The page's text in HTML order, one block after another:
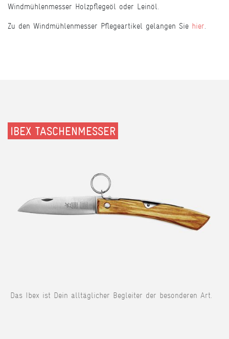
Windmühlenmesser Holzpflegeöl oder Leinöl.
Zu den Windmühlenmesser Pflegeartikel gelangen Sie hier.
IBEX TASCHENMESSER
Das Ibex ist Dein alltäglicher Begleiter der besonderen Art.